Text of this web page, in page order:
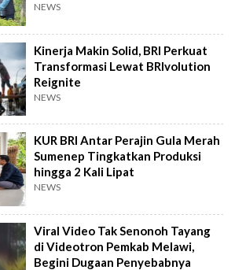
NEWS
Kinerja Makin Solid, BRI Perkuat
Transformasi Lewat BRIvolution
Reignite
NEWS
KUR BRI Antar Perajin Gula Merah
Sumenep Tingkatkan Produksi
hingga 2 Kali Lipat
NEWS
Viral Video Tak Senonoh Tayang
di Videotron Pemkab Melawi,
Begini Dugaan Penyebabnya